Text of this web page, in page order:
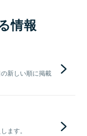
情報
新しい順に掲載
ます。